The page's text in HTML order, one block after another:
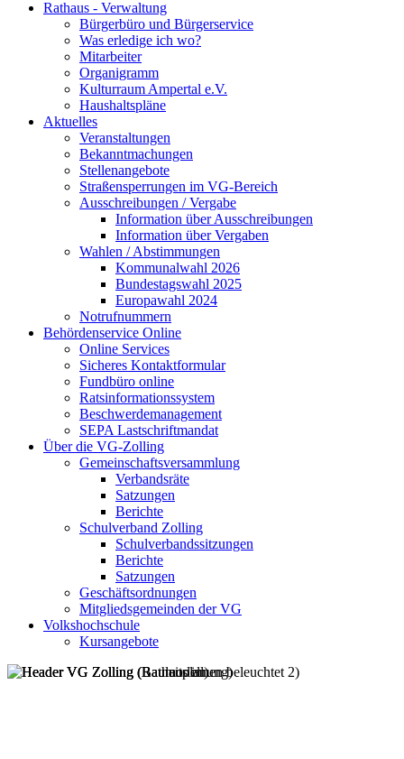
Rathaus - Verwaltung
Bürgerbüro und Bürgerservice
Was erledige ich wo?
Mitarbeiter
Organigramm
Kulturraum Ampertal e.V.
Haushaltspläne
Aktuelles
Veranstaltungen
Bekanntmachungen
Stellenangebote
Straßensperrungen im VG-Bereich
Ausschreibungen / Vergabe
Information über Ausschreibungen
Information über Vergaben
Wahlen / Abstimmungen
Kommunalwahl 2026
Bundestagswahl 2025
Europawahl 2024
Notrufnummern
Behördenservice Online
Online Services
Sicheres Kontaktformular
Fundbüro online
Ratsinformationssystem
Beschwerdemanagement
SEPA Lastschriftmandat
Über die VG-Zolling
Gemeinschaftsversammlung
Verbandsräte
Satzungen
Berichte
Schulverband Zolling
Schulverbandssitzungen
Berichte
Satzungen
Geschäftsordnungen
Mitgliedsgemeinden der VG
Volkshochschule
Kursangebote